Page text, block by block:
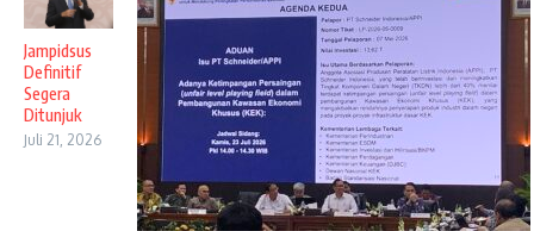
Jampidsus
Definitif
Segera
Ditunjuk
Juli 21, 2026